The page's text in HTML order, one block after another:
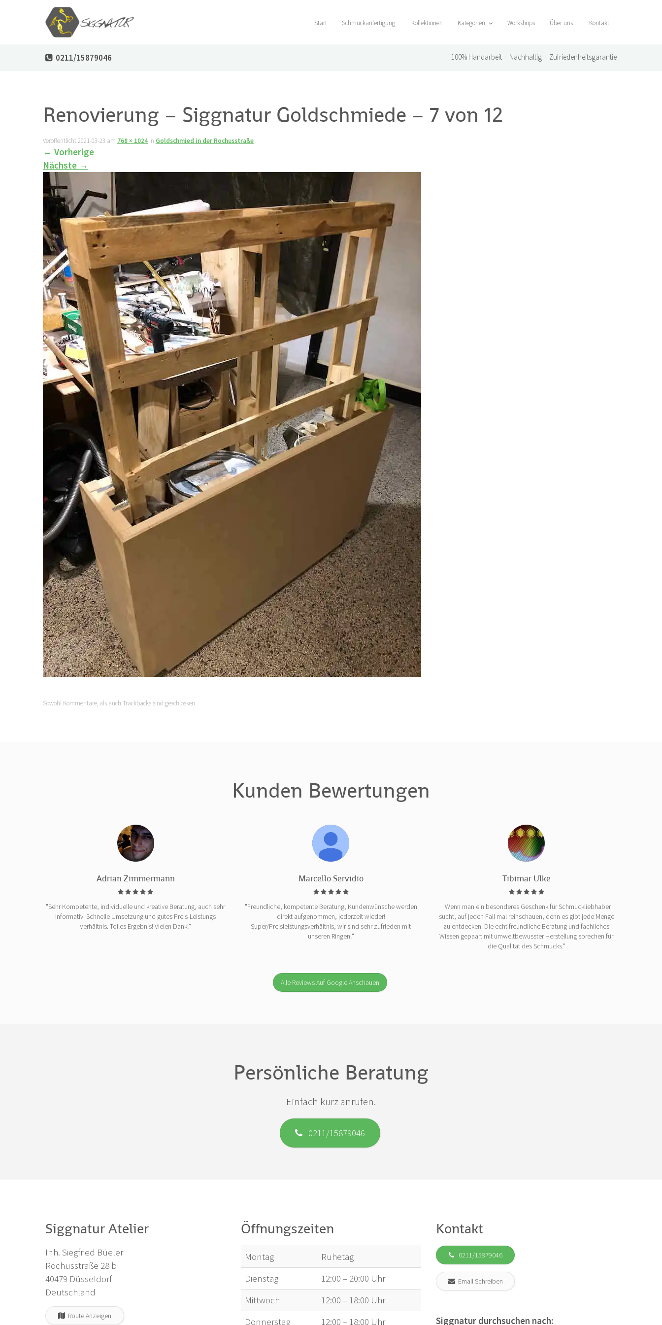
Start Schmuckanfertigung Kollektionen Kategorien Workshops Über uns Kontakt
0211/15879046 100% Handarbeit · Nachhaltig · Zufriedenheitsgarantie
Renovierung – Siggnatur Goldschmiede – 7 von 12
Veröffentlicht2021-03-23 am 768 × 1024 in Goldschmied in der Rochusstraße
← Vorherige
Nächste →
Sowohl Kommentare, als auch Trackbacks sind geschlossen.
Kunden Bewertungen
Adrian Zimmermann
"Sehr Kompetente, individuelle und kreative Beratung, auch sehr
informativ. Schnelle Umsetzung und gutes Preis-Leistungs
Verhältnis. Tolles Ergebnis! Vielen Dank!"
Marcello Servidio
"Freundliche, kompetente Beratung, Kundenwünsche werden
direkt aufgenommen, jederzeit wieder!
Super/Preisleistungsverhältnis, wir sind sehr zufrieden mit
unseren Ringen!"
Tibimar Ulke
"Wenn man ein besonderes Geschenk für Schmuckliebhaber
sucht, auf jeden Fall mal reinschauen, denn es gibt jede Menge
zu entdecken. Die echt freundliche Beratung und fachliches
Wissen gepaart mit umweltbewusster Herstellung sprechen für
die Qualität des Schmucks."
Alle Reviews Auf Google Anschauen
Persönliche Beratung
Einfach kurz anrufen.
0211/15879046
Siggnatur Atelier
Inh. Siegfried Büeler
Rochusstraße 28 b
40479 Düsseldorf
Deutschland
Route Anzeigen
Öffnungszeiten
Montag
Ruhetag
Dienstag
12:00 – 20:00 Uhr
Mittwoch
12:00 – 18:00 Uhr
Donnerstag
12:00 – 18:00 Uhr
Kontakt
0211/15879046
Email Schreiben
Siggnatur durchsuchen nach: